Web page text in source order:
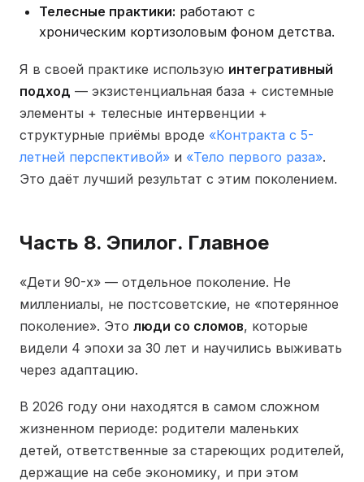
Телесные практики: работают с
хроническим кортизоловым фоном детства.
Я в своей практике использую интегративный
подход — экзистенциальная база + системные
элементы + телесные интервенции +
структурные приёмы вроде «Контракта с 5-
летней перспективой» и «Тело первого раза».
Это даёт лучший результат с этим поколением.
Часть 8. Эпилог. Главное
«Дети 90-х» — отдельное поколение. Не
миллениалы, не постсоветские, не «потерянное
поколение». Это люди со сломов, которые
видели 4 эпохи за 30 лет и научились выживать
через адаптацию.
В 2026 году они находятся в самом сложном
жизненном периоде: родители маленьких
детей, ответственные за стареющих родителей,
держащие на себе экономику, и при этом